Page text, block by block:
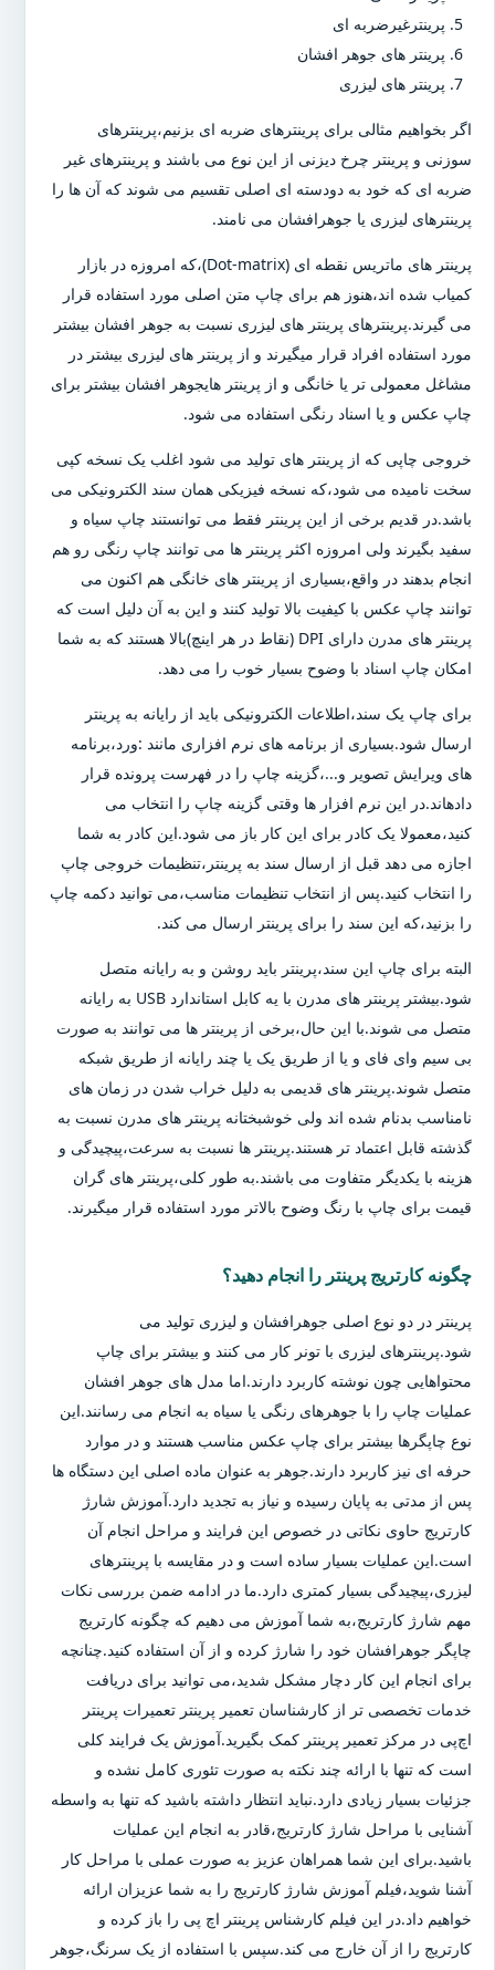
پرینترغیرضربه ای
پرینتر های جوهر افشان
پرینتر های لیزری
اگر بخواهیم مثالی برای پرینترهای ضربه ای بزنیم،پرینترهای
سوزنی و پرینتر چرخ دیزنی از این نوع می باشند و پرینترهای غیر
ضربه ای که خود به دودسته ای اصلی تقسیم می شوند که آن ها را
پرینترهای لیزری یا جوهرافشان می نامند.
پرینتر های ماتریس نقطه ای (Dot-matrix)،که امروزه در بازار
کمیاب شده اند،هنوز هم برای چاپ متن اصلی مورد استفاده قرار
می گیرند.پرینترهای پرینتر های لیزری نسبت به جوهر افشان بیشتر
مورد استفاده افراد قرار میگیرند و از پرینتر های لیزری بیشتر در
مشاغل معمولی تر یا خانگی و از پرینتر هایجوهر افشان بیشتر برای
چاپ عکس و یا اسناد رنگی استفاده می شود.
خروجی چاپی که از پرینتر های تولید می شود اغلب یک نسخه کپی
سخت نامیده می شود،که نسخه فیزیکی همان سند الکترونیکی می
باشد.در قدیم برخی از این پرینتر فقط می توانستند چاپ سیاه و
سفید بگیرند ولی امروزه اکثر پرینتر ها می توانند چاپ رنگی رو هم
انجام بدهند در واقع،بسیاری از پرینتر های خانگی هم اکنون می
توانند چاپ عکس با کیفیت بالا تولید کنند و این به آن دلیل است که
پرینتر های مدرن دارای DPI (نقاط در هر اینچ)بالا هستند که به شما
امکان چاپ اسناد با وضوح بسیار خوب را می دهد.
برای چاپ یک سند،اطلاعات الکترونیکی باید از رایانه به پرینتر
ارسال شود.بسیاری از برنامه های نرم افزاری مانند :ورد،برنامه
های ویرایش تصویر و...،گزینه چاپ را در فهرست پرونده قرار
دادهاند.در این نرم افزار ها وقتی گزینه چاپ را انتخاب می
کنید،معمولا یک کادر برای این کار باز می شود.این کادر به شما
اجازه می دهد قبل از ارسال سند به پرینتر،تنظیمات خروجی چاپ
را انتخاب کنید.پس از انتخاب تنظیمات مناسب،می توانید دکمه چاپ
را بزنید،که این سند را برای پرینتر ارسال می کند.
البته برای چاپ این سند،پرینتر باید روشن و به رایانه متصل
شود.بیشتر پرینتر های مدرن با یه کابل استاندارد USB به رایانه
متصل می شوند.با این حال،برخی از پرینتر ها می توانند به صورت
بی سیم وای فای و یا از طریق یک یا چند رایانه از طریق شبکه
متصل شوند.پرینتر های قدیمی به دلیل خراب شدن در زمان های
نامناسب بدنام شده اند ولی خوشبختانه پرینتر های مدرن نسبت به
گذشته قابل اعتماد تر هستند.پرینتر ها نسبت به سرعت،پیچیدگی و
هزینه با یکدیگر متفاوت می باشند.به طور کلی،پرینتر های گران
قیمت برای چاپ با رنگ وضوح بالاتر مورد استفاده قرار میگیرند.
چگونه کارتریج پرینتر را انجام دهید؟
پرینتر در دو نوع اصلی جوهرافشان و لیزری تولید می
شود.پرینترهای لیزری با تونر کار می کنند و بیشتر برای چاپ
محتواهایی چون نوشته کاربرد دارند.اما مدل های جوهر افشان
عملیات چاپ را با جوهرهای رنگی یا سیاه به انجام می رسانند.این
نوع چاپگرها بیشتر برای چاپ عکس مناسب هستند و در موارد
حرفه ای نیز کاربرد دارند.جوهر به عنوان ماده اصلی این دستگاه ها
پس از مدتی به پایان رسیده و نیاز به تجدید دارد.آموزش شارژ
کارتریج حاوی نکاتی در خصوص این فرایند و مراحل انجام آن
است.این عملیات بسیار ساده است و در مقایسه با پرینترهای
لیزری،پیچیدگی بسیار کمتری دارد.ما در ادامه ضمن بررسی نکات
مهم شارژ کارتریج،به شما آموزش می دهیم که چگونه کارتریج
چاپگر جوهرافشان خود را شارژ کرده و از آن استفاده کنید.چنانچه
برای انجام این کار دچار مشکل شدید،می توانید برای دریافت
خدمات تخصصی تر از کارشناسان تعمیر پرینتر تعمیرات پرینتر
اچ‌پی در مرکز تعمیر پرینتر کمک بگیرید.آموزش یک فرایند کلی
است که تنها با ارائه چند نکته به صورت تئوری کامل نشده و
جزئیات بسیار زیادی دارد.نباید انتظار داشته باشید که تنها به واسطه
آشنایی با مراحل شارژ کارتریج،قادر به انجام این عملیات
باشید.برای این شما همراهان عزیز به صورت عملی با مراحل کار
آشنا شوید،فیلم آموزش شارژ کارتریج را به شما عزیزان ارائه
خواهیم داد.در این فیلم کارشناس پرینتر اچ پی را باز کرده و
کارتریج را از آن خارج می کند.سپس با استفاده از یک سرنگ،جوهر